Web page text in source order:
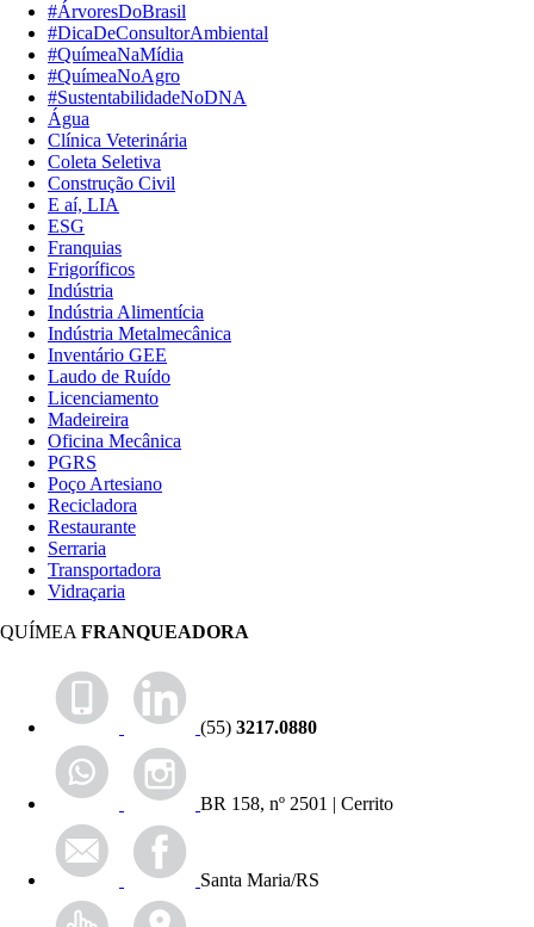
#ÁrvoresDoBrasil
#DicaDeConsultorAmbiental
#QuímeaNaMídia
#QuímeaNoAgro
#SustentabilidadeNoDNA
Água
Clínica Veterinária
Coleta Seletiva
Construção Civil
E aí, LIA
ESG
Franquias
Frigoríficos
Indústria
Indústria Alimentícia
Indústria Metalmecânica
Inventário GEE
Laudo de Ruído
Licenciamento
Madeireira
Oficina Mecânica
PGRS
Poço Artesiano
Recicladora
Restaurante
Serraria
Transportadora
Vidraçaria
QUÍMEAFRANQUEADORA
(55) 3217.0880
BR 158, nº 2501 | Cerrito
Santa Maria/RS